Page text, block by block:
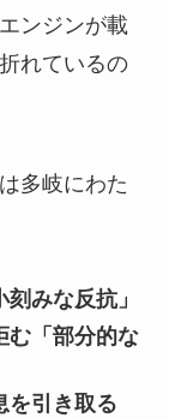
ンジンが載
れているの
多岐にわた
みな反抗」
む「部分的な
を引き取る